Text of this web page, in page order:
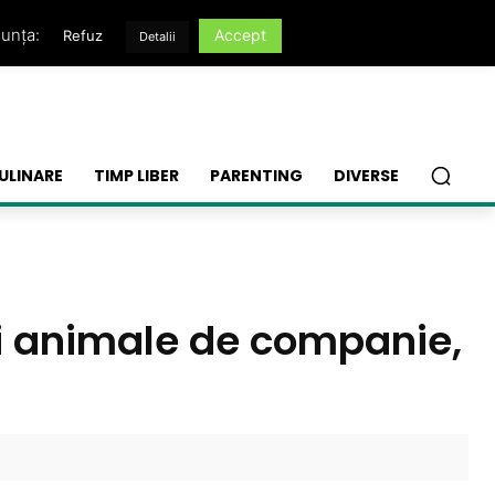
TIMP LIBER PARENTING DIVERSE
de companie,
Refuz Detalii Accept